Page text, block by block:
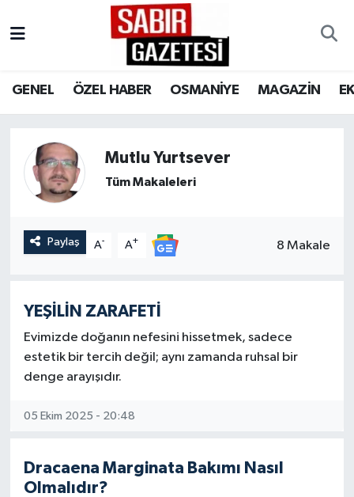
GENEL ÖZEL HABER OSMANİYE MAGAZİN
Mutlu Yurtsever
Tüm Makaleleri
Paylaş A- A+ 8 Makale
YEŞİLİN ZARAFETİ
Evimizde doğanın nefesini hissetmek, sadece
estetik bir tercih değil; aynı zamanda ruhsal bir
denge arayışıdır.
05 Ekim 2025 - 20:48
Dracaena Marginata Bakımı Nasıl
Olmalıdır?
OSMANİYE
MAGAZİN
RESMİ İLANLAR
Osmaniye Nöbetçi Eczaneler
Osmaniye Trafik Yoğunluk Haritası
Süper Lig Puan Durumu ve Fikstür
Haber Arşivi